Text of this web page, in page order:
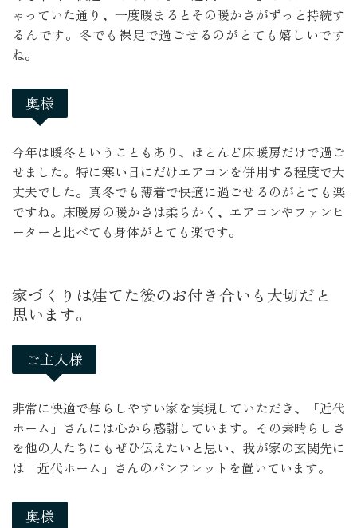
ゃっていた通り、一度暖まるとその暖かさがずっと持続す
るんです。冬でも裸足で過ごせるのがとても嬉しいです
ね。
奥様
今年は暖冬ということもあり、ほとんど床暖房だけで過ご
せました。特に寒い日にだけエアコンを併用する程度で大
丈夫でした。真冬でも薄着で快適に過ごせるのがとても楽
ですね。床暖房の暖かさは柔らかく、エアコンやファンヒ
ーターと比べても身体がとても楽です。
家づくりは建てた後のお付き合いも大切だと
思います。
ご主人様
非常に快適で暮らしやすい家を実現していただき、「近代
ホーム」さんには心から感謝しています。その素晴らしさ
を他の人たちにもぜひ伝えたいと思い、我が家の玄関先に
は「近代ホーム」さんのパンフレットを置いています。
奥様